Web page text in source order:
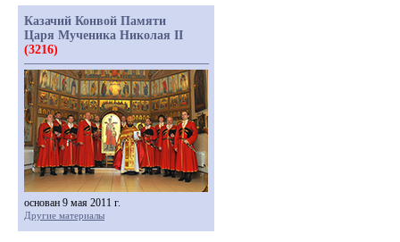
Казачий Конвой Памяти
Царя Мученика Николая II
(3216)
основан 9 мая 2011 г.
Другие материалы